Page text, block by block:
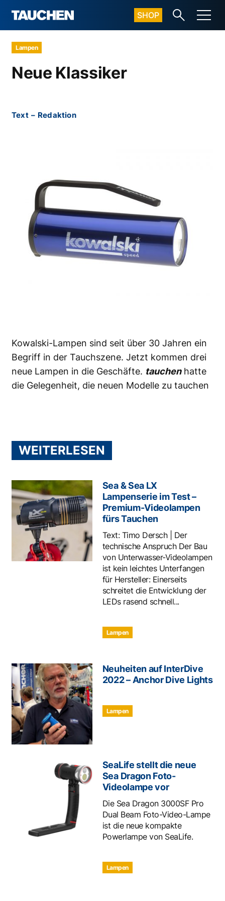
SHOP
Lampen
Neue Klassiker
Text – Redaktion
Kowalski-Lampen sind seit über 30 Jahren ein
Begriff in der Tauchszene. Jetzt kommen drei
neue Lampen in die Geschäfte. tauchenhatte
die Gelegenheit, die neuen Modelle zu tauchen
WEITERLESEN
Sea & Sea LX
Lampenserie im Test –
Premium-Videolampen
fürs Tauchen
Text: Timo Dersch | Der
technische Anspruch Der Bau
von Unterwasser-Videolampen
ist kein leichtes Unterfangen
für Hersteller: Einerseits
schreitet die Entwicklung der
LEDs rasend schnell...
Lampen
Neuheiten auf InterDive
2022 – Anchor Dive Lights
Lampen
SeaLife stellt die neue
Sea Dragon Foto-
Videolampe vor
Die Sea Dragon 3000SF Pro
Dual Beam Foto-Video-Lampe
ist die neue kompakte
Powerlampe von SeaLife.
Lampen